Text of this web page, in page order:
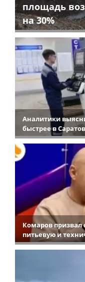
площадь
на 30%
Аналитики
быстрее в
Комаров
питьевую и